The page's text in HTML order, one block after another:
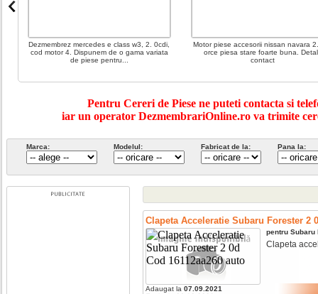
Dezmembrez mercedes e class w3, 2. 0cdi,
cod motor 4. Dispunem de o gama variata
de piese pentru...
Motor piese accesorii nissan navara
orce piesa stare foarte buna.
contact
Pentru Cereri de Piese ne puteti contacta si
iar un operator DezmembrariOnline.ro va trimite
Marca: Modelul: Fabricat de la: Pana la:
Clapeta Acceleratie Subaru Forester 2
Adaugat la 07.09.2021
pentru Subaru
Clapeta